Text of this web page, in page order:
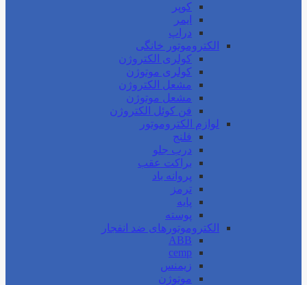
کوپر
ایمر
دراپ
الکتروموتور خانگی
کولری الکتروژن
کولری موتوژن
مشعل الکتروژن
مشعل موتوژن
فن کوئل الکتروژن
لوازم الکتروموتور
فلنج
درب جلو
براکت عقب
پروانه باد
ترمز
پایه
پوسته
الکتروموتورهای ضد انفجار
ABB
cemp
زیمنس
موتوژن